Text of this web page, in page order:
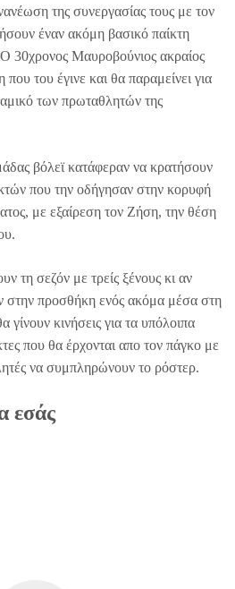
της συνεργασίας τους με τον
έναν ακόμη βασικό παίκτη
Ο 30χρονος Μαυροβούνιος ακραίος
του έγινε και θα παραμείνει για
των πρωταθλητών της
βόλεϊ κατάφεραν να κρατήσουν
που την οδήγησαν στην κορυφή
με εξαίρεση τον Ζήση, την θέση
τη σεζόν με τρείς ξένους κι αν
στην προσθήκη ενός ακόμα μέσα στη
κινήσεις για τα υπόλοιπα
που θα έρχονται απο τον πάγκο με
να συμπληρώνουν το ρόστερ.
εσάς